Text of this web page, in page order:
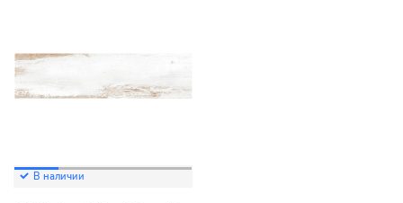
В наличии